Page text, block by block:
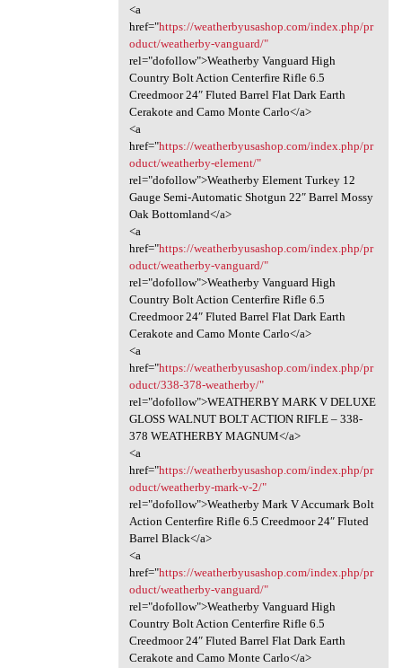
<a
href="https://weatherbyusashop.com/index.php/pr
oduct/weatherby-vanguard/"
rel="dofollow">Weatherby Vanguard High
Country Bolt Action Centerfire Rifle 6.5
Creedmoor 24″ Fluted Barrel Flat Dark Earth
Cerakote and Camo Monte Carlo</a>
<a
href="https://weatherbyusashop.com/index.php/pr
oduct/weatherby-element/"
rel="dofollow">Weatherby Element Turkey 12
Gauge Semi-Automatic Shotgun 22″ Barrel Mossy
Oak Bottomland</a>
<a
href="https://weatherbyusashop.com/index.php/pr
oduct/weatherby-vanguard/"
rel="dofollow">Weatherby Vanguard High
Country Bolt Action Centerfire Rifle 6.5
Creedmoor 24″ Fluted Barrel Flat Dark Earth
Cerakote and Camo Monte Carlo</a>
<a
href="https://weatherbyusashop.com/index.php/pr
oduct/338-378-weatherby/"
rel="dofollow">WEATHERBY MARK V DELUXE
GLOSS WALNUT BOLT ACTION RIFLE – 338-
378 WEATHERBY MAGNUM</a>
<a
href="https://weatherbyusashop.com/index.php/pr
oduct/weatherby-mark-v-2/"
rel="dofollow">Weatherby Mark V Accumark Bolt
Action Centerfire Rifle 6.5 Creedmoor 24″ Fluted
Barrel Black</a>
<a
href="https://weatherbyusashop.com/index.php/pr
oduct/weatherby-vanguard/"
rel="dofollow">Weatherby Vanguard High
Country Bolt Action Centerfire Rifle 6.5
Creedmoor 24″ Fluted Barrel Flat Dark Earth
Cerakote and Camo Monte Carlo</a>